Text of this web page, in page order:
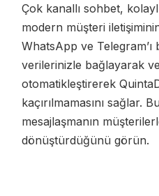
Çok kanallı sohbet,
modern müşteri
WhatsApp ve
verilerinizle bağlayarak ve
otomatikleştirerek
kaçırılmamasını sağlar.
mesajlaşmanın
dönüştürdüğünü görün.